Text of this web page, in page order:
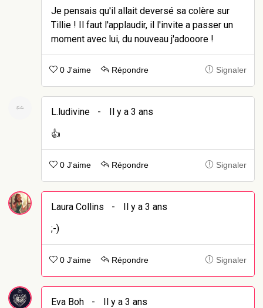
Je pensais qu'il allait deversé sa colère sur
Tillie ! Il faut l'applaudir, il l'invite a passer un
moment avec lui, du nouveau j'adooore !
0 J'aime Répondre Signaler
L.ludivine -
Il y a 3 ans
👍
0 J'aime Répondre Signaler
Laura Collins -
Il y a 3 ans
;-)
0 J'aime Répondre Signaler
Eva Boh -
Il y a 3 ans